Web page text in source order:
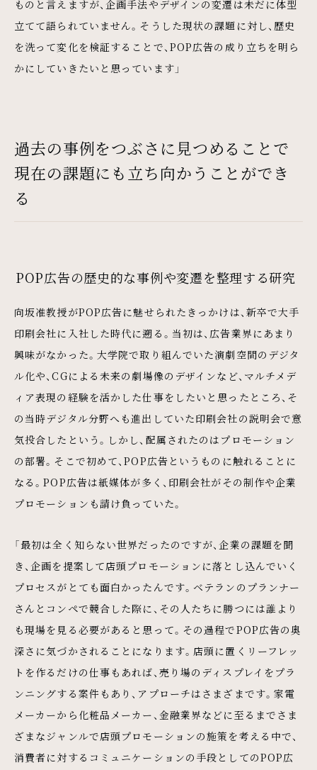
ものと言えますが、企画手法やデザインの変遷は未だに体型
立てて語られていません。そうした現状の課題に対し、歴史
を洗って変化を検証することで、POP広告の成り立ちを明ら
かにしていきたいと思っています」
過去の事例をつぶさに見つめることで
現在の課題にも立ち向かうことができ
る
POP広告の歴史的な事例や変遷を整理する研究
向坂准教授がPOP広告に魅せられたきっかけは、新卒で大手
印刷会社に入社した時代に遡る。当初は、広告業界にあまり
興味がなかった。大学院で取り組んでいた演劇空間のデジタ
ル化や、CGによる未来の劇場像のデザインなど、マルチメデ
ィア表現の経験を活かした仕事をしたいと思ったところ、そ
の当時デジタル分野へも進出していた印刷会社の説明会で意
気投合したという。しかし、配属されたのはプロモーション
の部署。そこで初めて、POP広告というものに触れることに
なる。POP広告は紙媒体が多く、印刷会社がその制作や企業
プロモーションも請け負っていた。
「最初は全く知らない世界だったのですが、企業の課題を聞
き、企画を提案して店頭プロモーションに落とし込んでいく
プロセスがとても面白かったんです。ベテランのプランナー
さんとコンペで競合した際に、その人たちに勝つには誰より
も現場を見る必要があると思って。その過程でPOP広告の奥
深さに気づかされることになります。店頭に置くリーフレッ
トを作るだけの仕事もあれば、売り場のディスプレイをプラ
ンニングする案件もあり、アプローチはさまざまです。家電
メーカーから化粧品メーカー、金融業界などに至るまでさま
ざまなジャンルで店頭プロモーションの施策を考える中で、
消費者に対するコミュニケーションの手段としてのPOP広